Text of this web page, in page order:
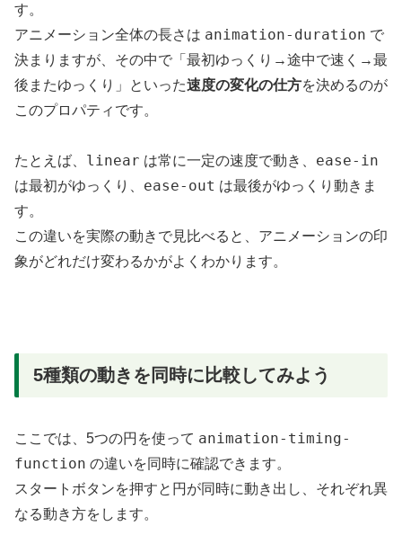
す。
アニメーション全体の長さは animation-duration で
決まりますが、その中で「最初ゆっくり→途中で速く→最
後またゆっくり」といった速度の変化の仕方を決めるのが
このプロパティです。
たとえば、 linear は常に一定の速度で動き、 ease-in
は最初がゆっくり、 ease-out は最後がゆっくり動きま
す。
この違いを実際の動きで見比べると、アニメーションの印
象がどれだけ変わるかがよくわかります。
5種類の動きを同時に比較してみよう
ここでは、5つの円を使って animation-timing-
function の違いを同時に確認できます。
スタートボタンを押すと円が同時に動き出し、それぞれ異
なる動き方をします。